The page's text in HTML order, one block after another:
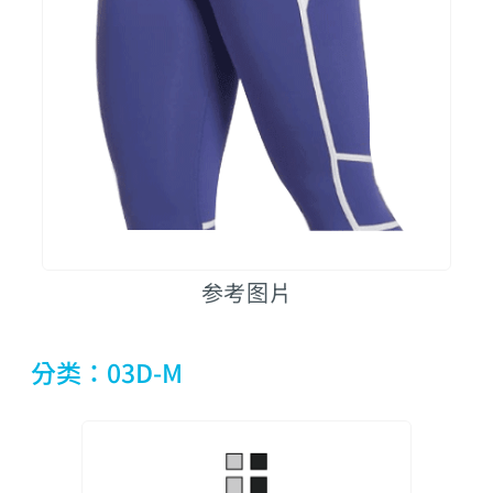
参考图片
分类：03D-M